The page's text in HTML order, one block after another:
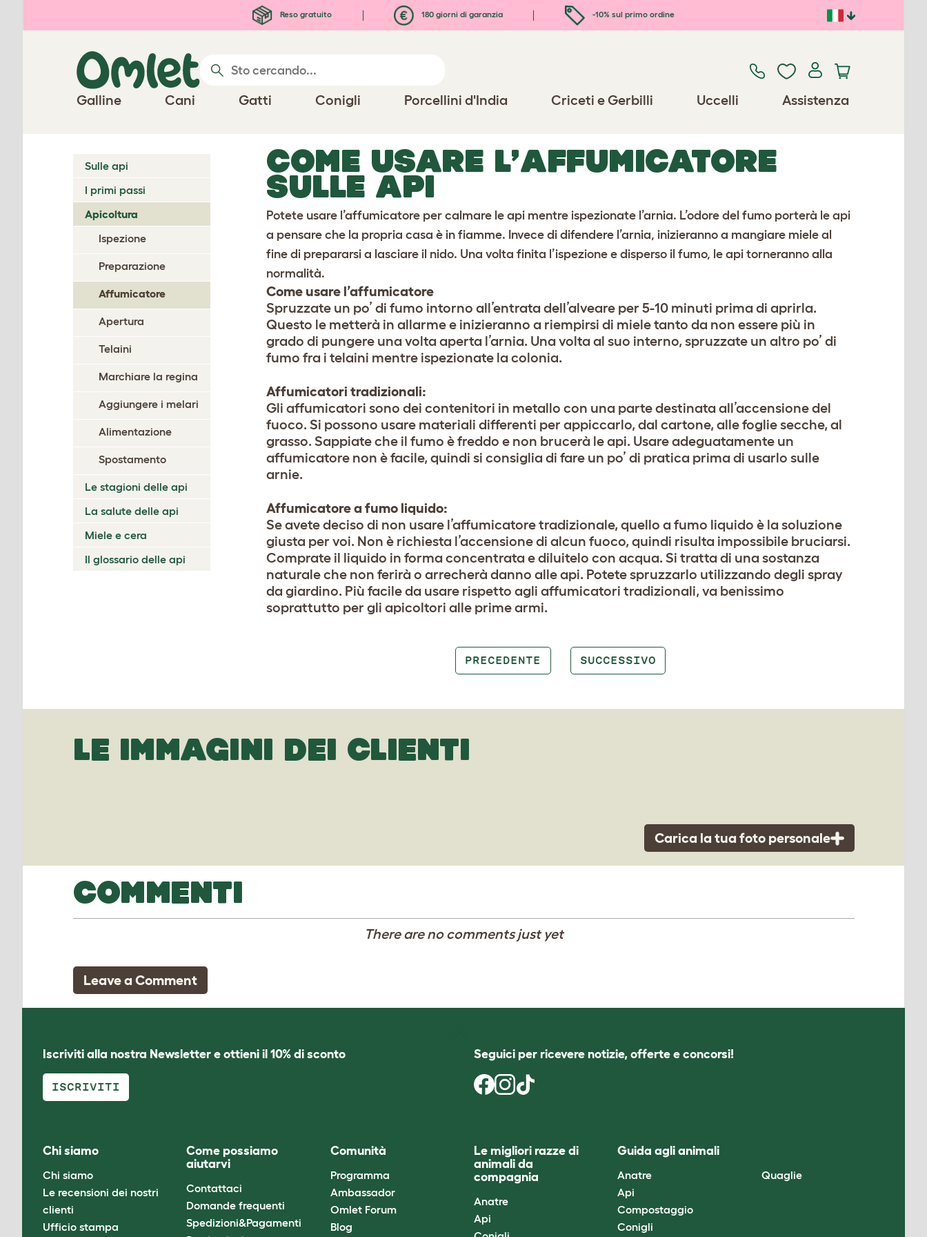
Reso gratuito 180 giorni di garanzia -10% sul primo ordine
Galline Cani Gatti Conigli Porcellini d'India Criceti e Gerbilli Uccelli Assistenza
Sulle api
I primi passi
Apicoltura
Ispezione
Preparazione
Affumicatore
Apertura
Telaini
Marchiare la regina
Aggiungere i melari
Alimentazione
Spostamento
Le stagioni delle api
La salute delle api
Miele e cera
Il glossario delle api
COME USARE L’AFFUMICATORE
SULLE API
Potete usare l’affumicatore per calmare le api mentre ispezionate l’arnia. L’odore del fumo porterà le api
a pensare che la propria casa è in fiamme. Invece di difendere l’arnia, inizieranno a mangiare miele al
fine di prepararsi a lasciare il nido. Una volta finita l’ispezione e disperso il fumo, le api torneranno alla
normalità.
Come usare l’affumicatore
Spruzzate un po’ di fumo intorno all’entrata dell’alveare per 5-10 minuti prima di aprirla.
Questo le metterà in allarme e inizieranno a riempirsi di miele tanto da non essere più in
grado di pungere una volta aperta l’arnia. Una volta al suo interno, spruzzate un altro po’ di
fumo fra i telaini mentre ispezionate la colonia.
Affumicatori tradizionali:
Gli affumicatori sono dei contenitori in metallo con una parte destinata all’accensione del
fuoco. Si possono usare materiali differenti per appiccarlo, dal cartone, alle foglie secche, al
grasso. Sappiate che il fumo è freddo e non brucerà le api. Usare adeguatamente un
affumicatore non è facile, quindi si consiglia di fare un po’ di pratica prima di usarlo sulle
arnie.
Affumicatore a fumo liquido:
Se avete deciso di non usare l’affumicatore tradizionale, quello a fumo liquido è la soluzione
giusta per voi. Non è richiesta l’accensione di alcun fuoco, quindi risulta impossibile bruciarsi.
Comprate il liquido in forma concentrata e diluitelo con acqua. Si tratta di una sostanza
naturale che non ferirà o arrecherà danno alle api. Potete spruzzarlo utilizzando degli spray
da giardino. Più facile da usare rispetto agli affumicatori tradizionali, va benissimo
soprattutto per gli apicoltori alle prime armi.
PRECEDENTE SUCCESSIVO
LE IMMAGINI DEI CLIENTI
Carica la tua foto personale
COMMENTI
There are no comments just yet
Leave a Comment
Iscriviti alla nostra Newsletter e ottieni il 10% di sconto
ISCRIVITI
Seguici per ricevere notizie, offerte e concorsi!
Chi siamo
Chi siamo
Le recensioni dei nostri
clienti
Ufficio stampa
Come possiamo
aiutarvi
Contattaci
Domande frequenti
Spedizioni&Pagamenti
Comunità
Programma
Ambassador
Omlet Forum
Blog
Le migliori razze di
animali da
compagnia
Anatre
Api
Guida agli animali
Anatre
Api
Compostaggio
Conigli
Quaglie